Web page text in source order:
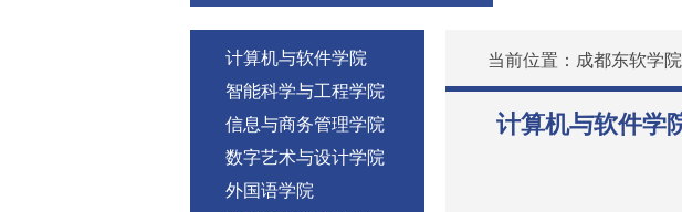
计算机与软件学院
智能科学与工程学院
信息与商务管理学院
数字艺术与设计学院
外国语学院
当前位置： 成都东软学院
计算机与软件学